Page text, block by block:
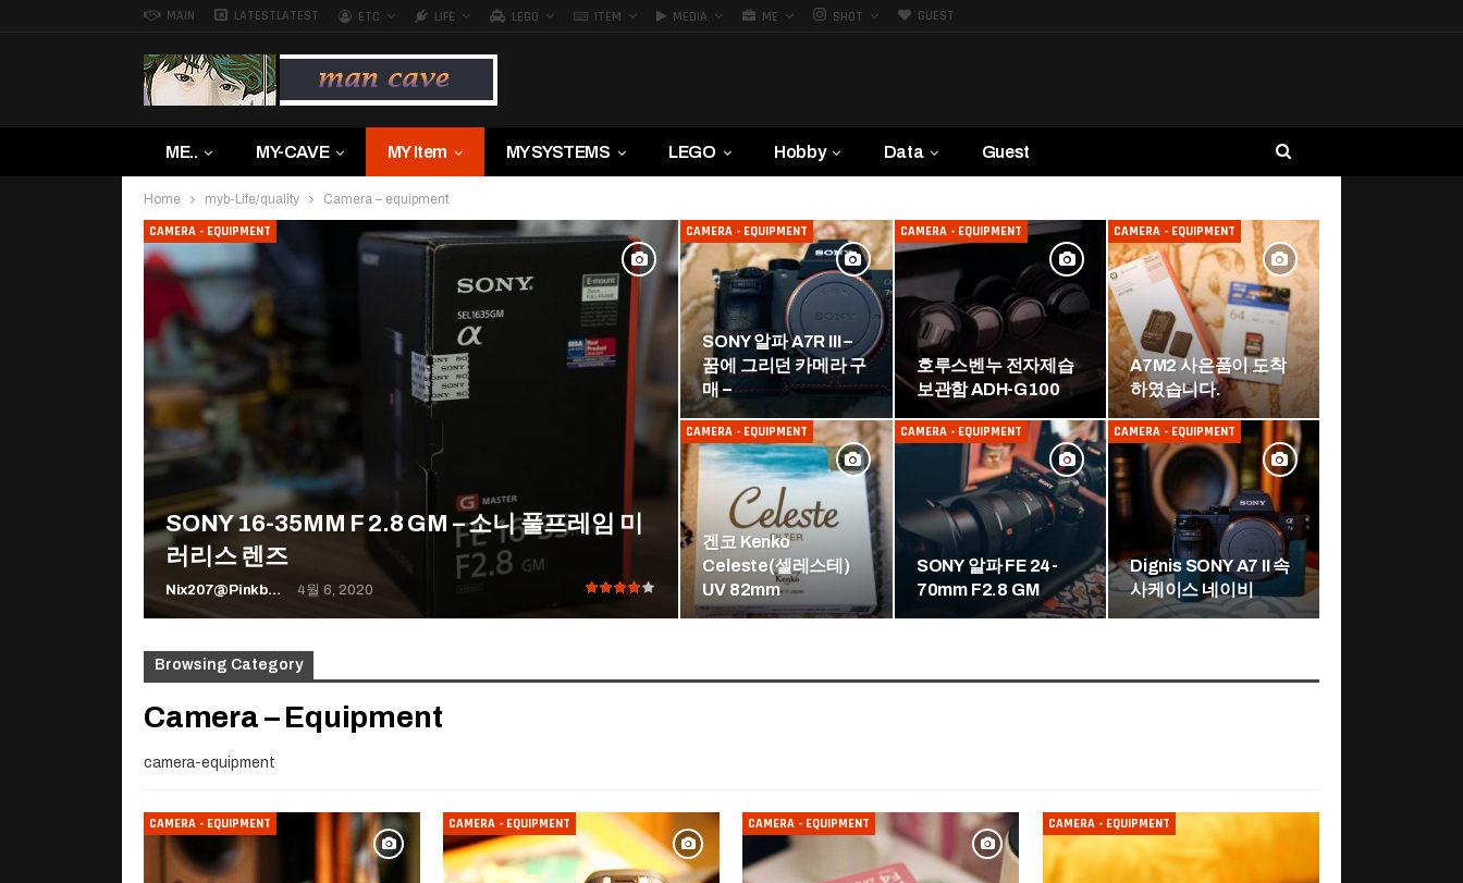
MAIN LATESTLATEST ETC LIFE LEGO ITEM MEDIA ME SHOT GUEST
ME.. MY-CAVE MY Item MY SYSTEMS LEGO Hobby Data Guest
Home myb-Life/quality Camera – equipment
CAMERA - EQUIPMENT
SONY 16-35MM F 2.8 GM – 소니 풀프레임 미
러리스 렌즈
Nix207@pinkboy.org 4월 6, 2020
CAMERA - EQUIPMENT
SONY 알파 A7R III –
꿈에 그리던 카메라 구
매 –
CAMERA - EQUIPMENT
호루스벤누 전자제습
보관함 ADH-G100
CAMERA - EQUIPMENT
겐코 Kenko
Celeste(셀레스테)
UV 82mm
CAMERA - EQUIPMENT
SONY 알파 FE 24-
70mm F2.8 GM
CAMERA - EQUIPMENT
A7M2 사은품이 도착
하였습니다.
CAMERA - EQUIPMENT
Dignis SONY A7 II 속
사케이스 네이비
Browsing Category
Camera – Equipment
camera-equipment
CAMERA - EQUIPMENT CAMERA - EQUIPMENT CAMERA - EQUIPMENT CAMERA - EQUIPMENT